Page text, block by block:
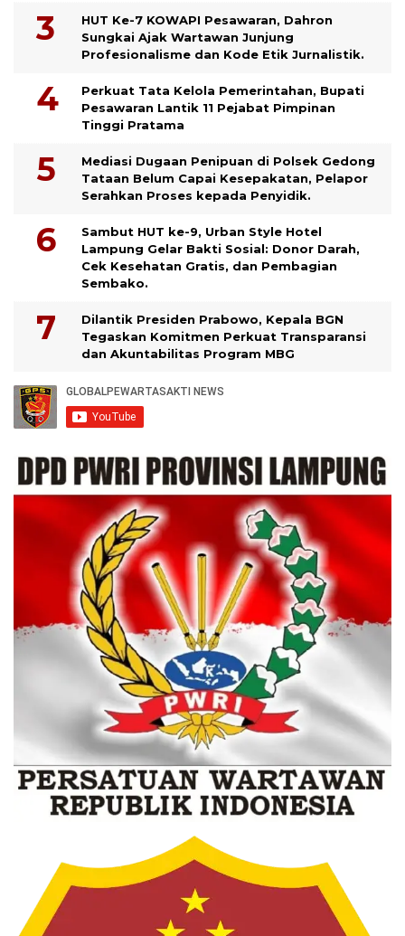
HUT Ke-7 KOWAPI Pesawaran, Dahron
Sungkai Ajak Wartawan Junjung
Profesionalisme dan Kode Etik Jurnalistik.
Perkuat Tata Kelola Pemerintahan, Bupati
Pesawaran Lantik 11 Pejabat Pimpinan
Tinggi Pratama
Mediasi Dugaan Penipuan di Polsek Gedong
Tataan Belum Capai Kesepakatan, Pelapor
Serahkan Proses kepada Penyidik.
Sambut HUT ke-9, Urban Style Hotel
Lampung Gelar Bakti Sosial: Donor Darah,
Cek Kesehatan Gratis, dan Pembagian
Sembako.
Dilantik Presiden Prabowo, Kepala BGN
Tegaskan Komitmen Perkuat Transparansi
dan Akuntabilitas Program MBG